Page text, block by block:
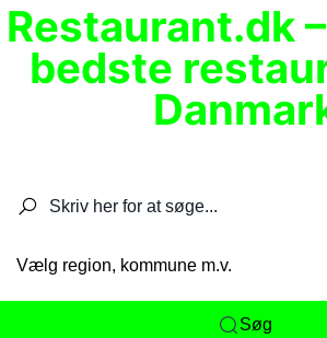
Restaurant.dk
bedste
Vælg region, kommune m.v.
Søg